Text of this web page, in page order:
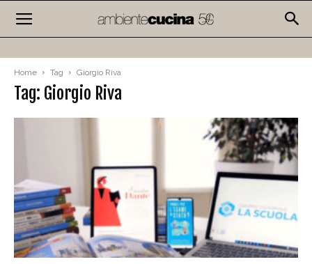
Home Tag Giorgio Riva
Tag: Giorgio Riva